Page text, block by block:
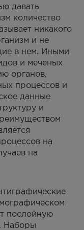
давать
количество
никакого
и не
в нем. Иными
и меченых
органов,
процессов и
данные
и
на
на
послойную
Наборы